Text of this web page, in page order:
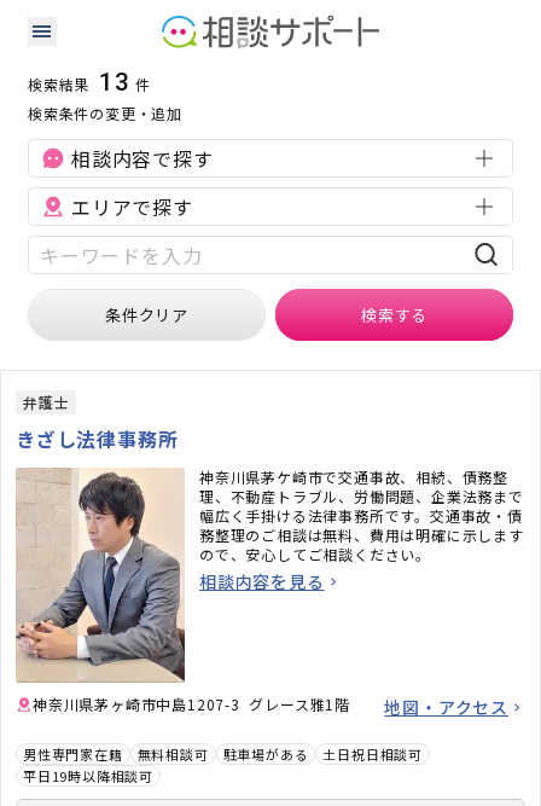
神奈川県の人事・労務に強い専門家の検索結果
神奈川県 人事・労務
検索結果 13 件
検索条件の変更・追加
相談内容で探す
エリアで探す
条件クリア 検索する
弁護士
きざし法律事務所
神奈川県茅ケ崎市で交通事故、相続、債務整
理、不動産トラブル、労働問題、企業法務まで
幅広く手掛ける法律事務所です。交通事故・債
務整理のご相談は無料、費用は明確に示します
ので、安心してご相談ください。
相談内容を見る
神奈川県茅ヶ崎市中島1207-3 グレース雅1階 地図・アクセス
男性専門家在籍 無料相談可 駐車場がある
土日祝日相談可
平日19時以降相談可